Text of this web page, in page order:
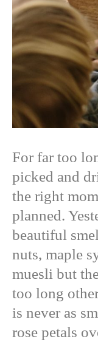
For far too
picked and
the right
planned.
beautiful
nuts, maple
muesli but
too long
is never as
rose petals